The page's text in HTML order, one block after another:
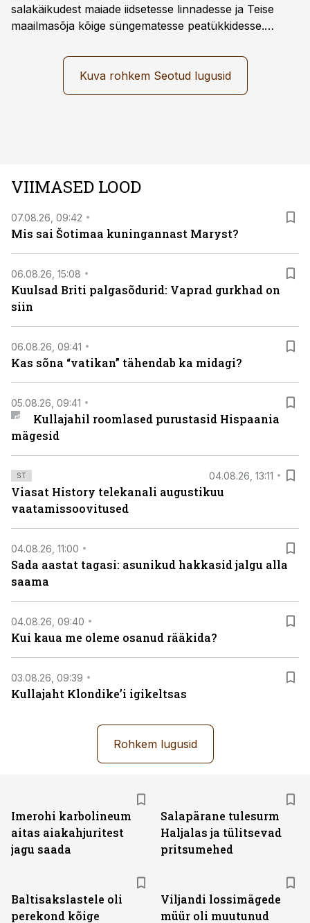
salakäikudest maiade iidsetesse linnadesse ja Teise
maailmasõja kõige süngematesse peatükkidesse.
avastused ning seni nägemata kaadrid Kolmanda riigi
argielust avavad ajaloo tuntud sündmused täiesti uuest
vaatenurgast. Viasat History on saadaval kõikide Eesti
Kuva rohkem Seotud lugusid
VIIMASED LOOD
07.08.26, 09:42
Mis sai Šotimaa kuningannast Maryst?
06.08.26, 15:08
Kuulsad Briti palgasõdurid: Vaprad gurkhad on
siin
06.08.26, 09:41
Kas sõna “vatikan” tähendab ka midagi?
05.08.26, 09:41
Kullajahil roomlased purustasid Hispaania
mägesid
ST 04.08.26, 13:11
Viasat History telekanali augustikuu
vaatamissoovitused
04.08.26, 11:00
Sada aastat tagasi: asunikud hakkasid jalgu alla
saama
04.08.26, 09:40
Kui kaua me oleme osanud rääkida?
03.08.26, 09:39
Kullajaht Klondike’i igikeltsas
Rohkem lugusid
Imerohi karbolineum
aitas aiakahjuritest
jagu saada
Salapärane tulesurm
Haljalas ja tülitsevad
pritsumehed
Baltisakslastele oli
perekond kõige
Viljandi lossimägede
müür oli muutunud